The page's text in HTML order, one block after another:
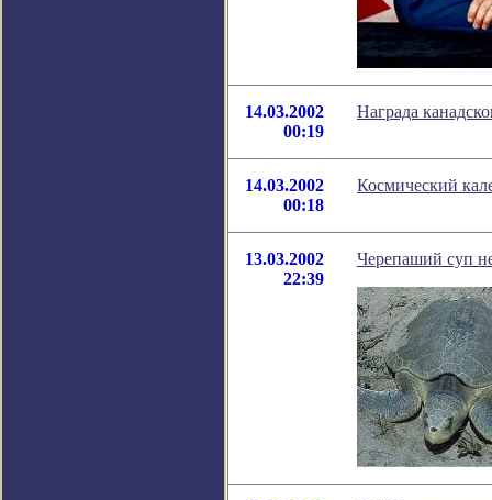
14.03.2002
00:19
Награда
14.03.2002
00:18
Космический
13.03.2002
22:39
Черепаший суп